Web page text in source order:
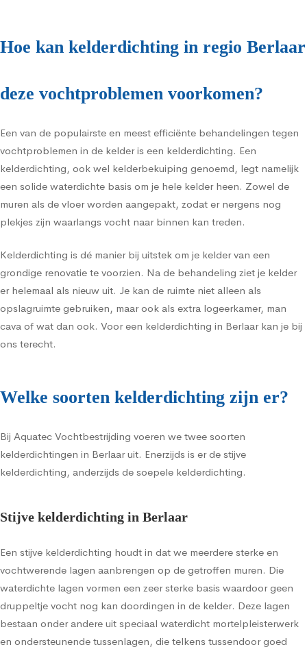
Hoe kan kelderdichting in regio Berlaar
deze vochtproblemen voorkomen?
Een van de populairste en meest efficiënte behandelingen tegen
vochtproblemen in de kelder is een kelderdichting. Een
kelderdichting, ook wel kelderbekuiping genoemd, legt namelijk
een solide waterdichte basis om je hele kelder heen. Zowel de
muren als de vloer worden aangepakt, zodat er nergens nog
plekjes zijn waarlangs vocht naar binnen kan treden.
Kelderdichting is dé manier bij uitstek om je kelder van een
grondige renovatie te voorzien. Na de behandeling ziet je kelder
er helemaal als nieuw uit. Je kan de ruimte niet alleen als
opslagruimte gebruiken, maar ook als extra logeerkamer, man
cava of wat dan ook. Voor een kelderdichting in Berlaar kan je bij
ons terecht.
Welke soorten kelderdichting zijn er?
Bij Aquatec Vochtbestrijding voeren we twee soorten
kelderdichtingen in Berlaar uit. Enerzijds is er de stijve
kelderdichting, anderzijds de soepele kelderdichting.
Stijve kelderdichting in Berlaar
Een stijve kelderdichting houdt in dat we meerdere sterke en
vochtwerende lagen aanbrengen op de getroffen muren. Die
waterdichte lagen vormen een zeer sterke basis waardoor geen
druppeltje vocht nog kan doordingen in de kelder. Deze lagen
bestaan onder andere uit speciaal waterdicht mortelpleisterwerk
en ondersteunende tussenlagen, die telkens tussendoor goed